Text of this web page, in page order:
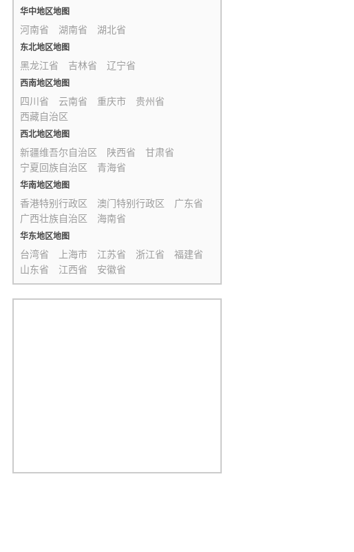
华中地区地图
河南省 湖南省 湖北省
东北地区地图
黑龙江省 吉林省 辽宁省
西南地区地图
四川省 云南省 重庆市
贵州省
西藏自治区
西北地区地图
新疆维吾尔自治区 陕西省
甘肃省
宁夏回族自治区
青海省
华南地区地图
香港特别行政区 澳门特别行政区
广东省
广西壮族自治区
海南省
华东地区地图
台湾省 上海市 江苏省 浙江省
福建省
山东省
江西省 安徽省